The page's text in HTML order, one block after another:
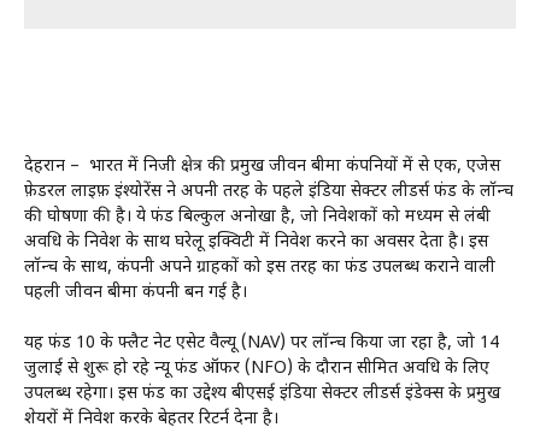
देहरादून – भारत में निजी क्षेत्र की प्रमुख जीवन बीमा कंपनियों में से एक, एजेस
फ़ेडरल लाइफ़ इंश्योरेंस ने अपनी तरह के पहले इंडिया सेक्टर लीडर्स फंड के लॉन्च
की घोषणा की है। ये फंड बिल्कुल अनोखा है, जो निवेशकों को मध्यम से लंबी
अवधि के निवेश के साथ घरेलू इक्विटी में निवेश करने का अवसर देता है। इस
लॉन्च के साथ, कंपनी अपने ग्राहकों को इस तरह का फंड उपलब्ध कराने वाली
पहली जीवन बीमा कंपनी बन गई है।
यह फंड ₹10 के फ्लैट नेट एसेट वैल्यू (NAV) पर लॉन्च किया जा रहा है, जो 14
जुलाई से शुरू हो रहे न्यू फंड ऑफर (NFO) के दौरान सीमित अवधि के लिए
उपलब्ध रहेगा। इस फंड का उद्देश्य बीएसई इंडिया सेक्टर लीडर्स इंडेक्स के प्रमुख
शेयरों में निवेश करके बेहतर रिटर्न देना है।